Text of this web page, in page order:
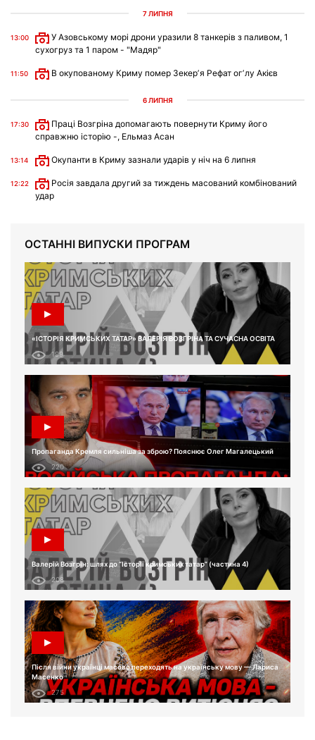
7 ЛИПНЯ
13:00
У Азовському морі дрони уразили 8 танкерів з паливом, 1
сухогруз та 1 паром - "Мадяр"
11:50 В окупованому Криму помер Зекерʼя Рефат огʼлу Акієв
6 ЛИПНЯ
17:30
Праці Возгріна допомагають повернути Криму його
справжню історію -, Ельмаз Асан
13:14 Окупанти в Криму зазнали ударів у ніч на 6 липня
12:22
Росія завдала другий за тиждень масований комбінований
удар
ОСТАННІ ВИПУСКИ ПРОГРАМ
«ІСТОРІЯ КРИМСЬКИХ ТАТАР» ВАЛЕРІЯ ВОЗГРІНА ТА СУЧАСНА ОСВІТА
199
Пропаганда Кремля сильніша за зброю? Пояснює Олег Магалецький
220
Валерій Возгрін: шлях до “Історії кримських татар” (частина 4)
208
Після війни українці масово переходять на українську мову — Лариса
Масенко
275